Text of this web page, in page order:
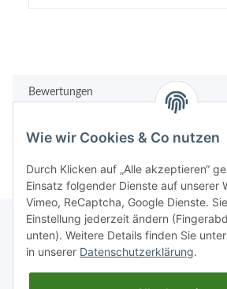
Bewertungen
Rechtliches
Wie wir Cookies & Co nutzen
Durch Klicken auf „Alle akzeptieren“
Einsatz folgender Dienste auf unserer
Vimeo, ReCaptcha, Google Dienste.
Einstellung jederzeit ändern
unten). Weitere Details finden Sie unter
in unserer Datenschutzerklärung.